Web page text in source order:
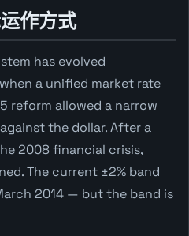
作方式
has evolved
a unified market rate
reform allowed a narrow
the dollar. After a
2008 financial crisis,
The current ±2% band
2014 — but the band is